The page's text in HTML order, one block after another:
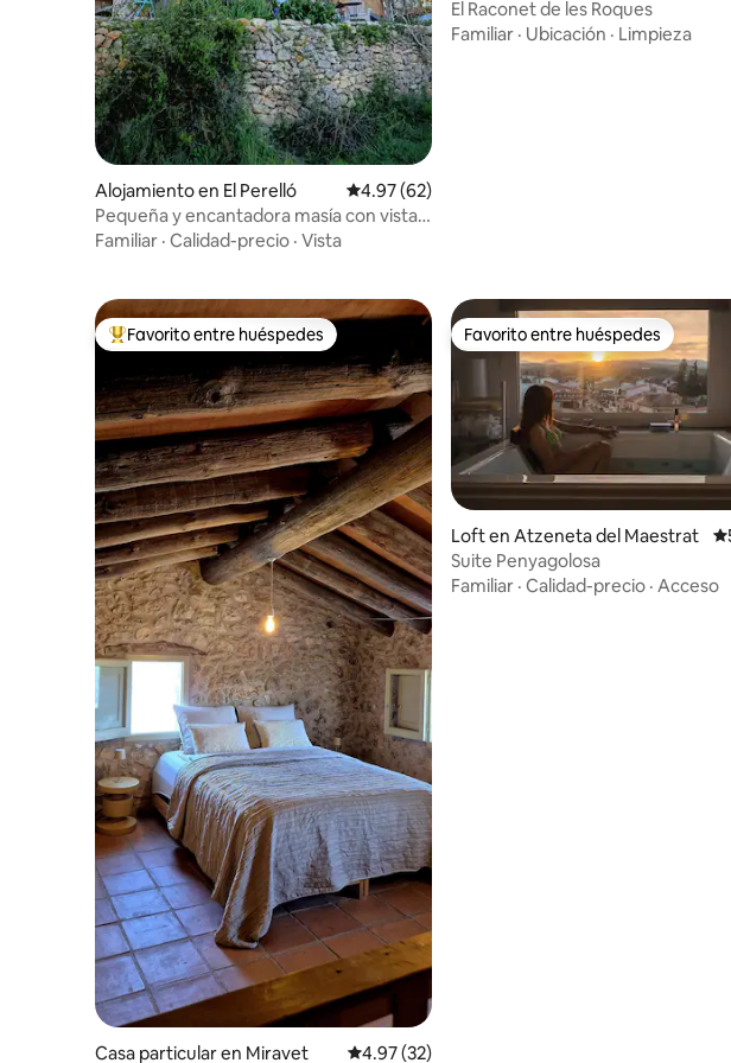
Alojamiento en El Perelló Calificación promedio: 4.97 de 5, 62 reseñas
4.97 (62)
Pequeña y encantadora masía con vistas
al Mediterráneo
Familiar · Calidad-precio · Vista
Besora
El Raconet de les Roques
Familiar · Ubicación · Limpieza
Favorito entre huéspedes preferido
Favorito entre huéspedes
Casa particular en Miravet Calificación promedio: 4.97 de 5, 32 reseñas
4.97 (32)
Favorito entre huéspedes
Favorito entre huéspedes
Loft en Atzeneta del Maestrat
Suite Penyagolosa
Familiar · Calidad-precio · Acceso